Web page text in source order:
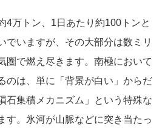
4万トン、1日あたり約100トンと
でいますが、その大部分は数ミリ
圏で燃え尽きます。南極において
のは、単に「背景が白い」からだ
石集積メカニズム」という特殊な
す。氷河が山脈などに突き当たっ